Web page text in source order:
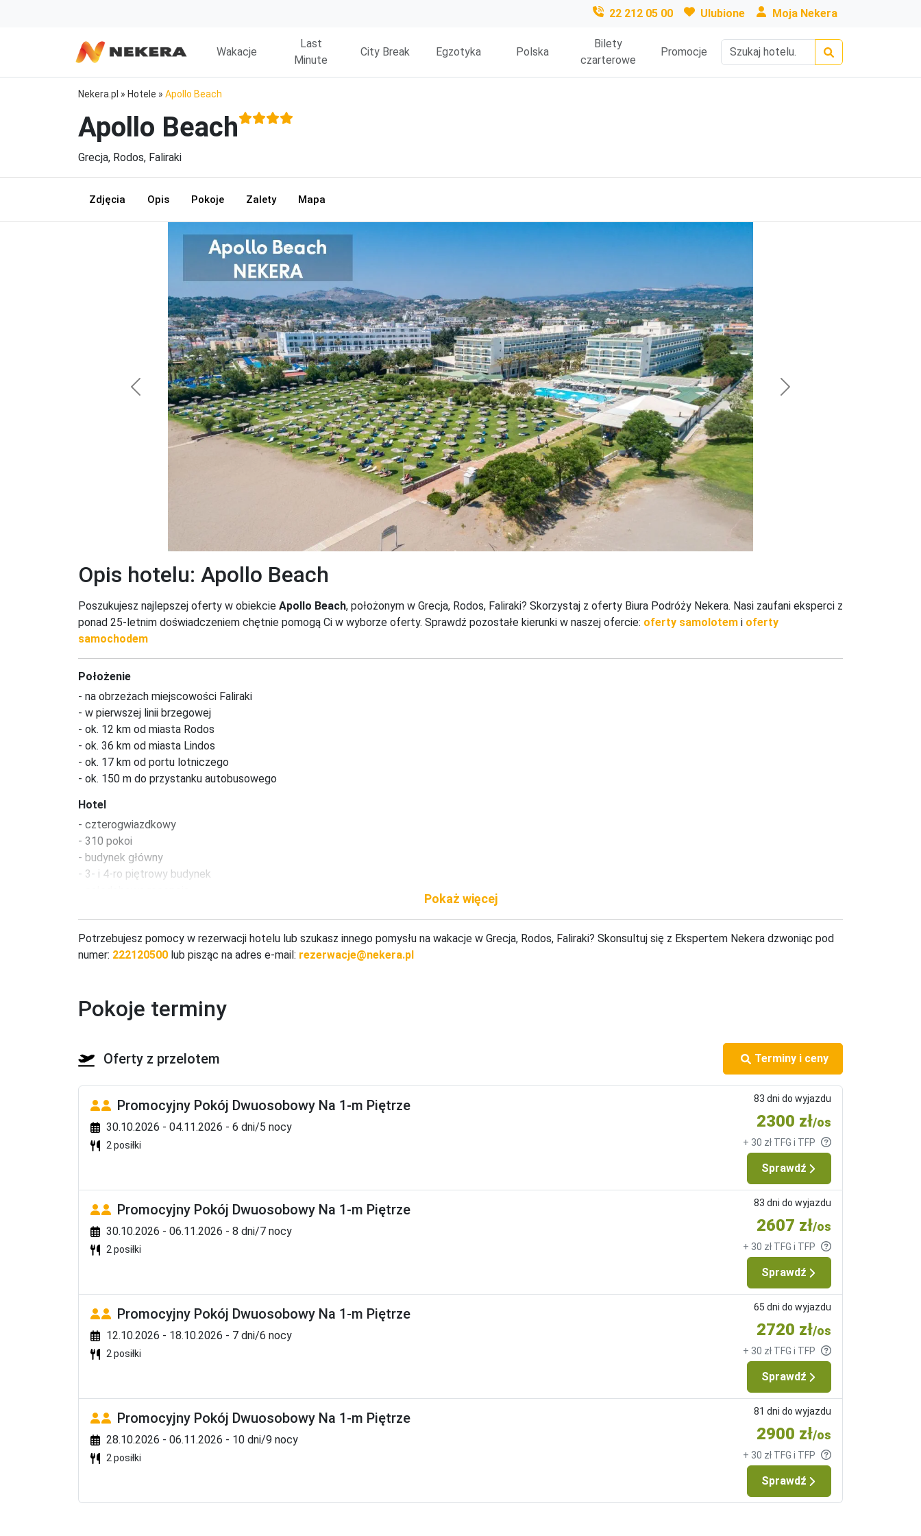
22 212 05 00 Ulubione Moja Nekera
Wakacje
Last
Minute
City Break Egzotyka Polska
Bilety
czarterowe
Promocje
Nekera.pl » Hotele » Apollo Beach
Apollo Beach
Grecja, Rodos, Faliraki
Zdjęcia Opis Pokoje Zalety Mapa
Previous Next
Opis hotelu: Apollo Beach
Poszukujesz najlepszej oferty w obiekcie Apollo Beach, położonym w Grecja, Rodos, Faliraki? Skorzystaj z oferty Biura Podróży Nekera. Nasi zaufani eksperci z
ponad 25-letnim doświadczeniem chętnie pomogą Ci w wyborze oferty. Sprawdź pozostałe kierunki w naszej ofercie: oferty samolotem i oferty
samochodem
Położenie
- na obrzeżach miejscowości Faliraki
- w pierwszej linii brzegowej
- ok. 12 km od miasta Rodos
- ok. 36 km od miasta Lindos
- ok. 17 km od portu lotniczego
- ok. 150 m do przystanku autobusowego
Hotel
- czterogwiazdkowy
- 310 pokoi
- budynek główny
- 3- i 4-ro piętrowy budynek
- 4 windy
- przechowalnia bagaży
- mini market
- bezpośrednio przy hotelu
- piaszczysta
- łagodne zejście do morza
- leżaki na plaży
- parasole na plaży
Sport i rozrywka
- siłownia
- fitness center
- dzienne i wieczorne animacje
- sporty wodne na plaży (płatne)
Dzieci
- plac zabaw
- program rozrywkowy
Basen
- basen zewnętrzny (podgrzewany)
Usługi
- bezpłatny internet bezprzewodowy
- wypożyczalnia samochodów
- przechowalnia bagażu
- pralnia (dodatkowo płatne)
Potrzebujesz pomocy w rezerwacji hotelu lub szukasz innego pomysłu na wakacje w Grecja, Rodos, Faliraki? Skonsultuj się z Ekspertem Nekera dzwoniąc pod
numer: 222120500 lub pisząc na adres e-mail: rezerwacje@nekera.pl
Pokoje terminy
Oferty z przelotem Terminy i ceny
Promocyjny Pokój Dwuosobowy Na 1-m Piętrze
30.10.2026 - 04.11.2026 - 6 dni/5 nocy
2 posiłki
83 dni do wyjazdu
2300 zł/os
+ 30 zł TFG i TFP
Sprawdź
Promocyjny Pokój Dwuosobowy Na 1-m Piętrze
30.10.2026 - 06.11.2026 - 8 dni/7 nocy
2 posiłki
83 dni do wyjazdu
2607 zł/os
+ 30 zł TFG i TFP
Sprawdź
Promocyjny Pokój Dwuosobowy Na 1-m Piętrze
12.10.2026 - 18.10.2026 - 7 dni/6 nocy
2 posiłki
65 dni do wyjazdu
2720 zł/os
+ 30 zł TFG i TFP
Sprawdź
Promocyjny Pokój Dwuosobowy Na 1-m Piętrze
28.10.2026 - 06.11.2026 - 10 dni/9 nocy
2 posiłki
81 dni do wyjazdu
2900 zł/os
+ 30 zł TFG i TFP
Sprawdź